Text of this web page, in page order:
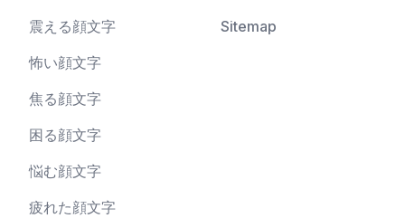
震える顔文字
怖い顔文字
焦る顔文字
困る顔文字
悩む顔文字
疲れた顔文字
Sitemap